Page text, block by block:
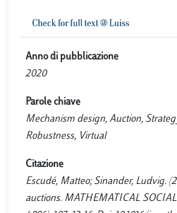
Anno di pubblicazione
2020
Parole chiave
Mechanism design, Auction,
Robustness, Virtual
Citazione
Escudé, Matteo; Sinander, Ludvig.
auctions. MATHEMATICAL